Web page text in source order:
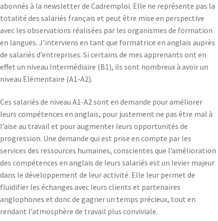
abonnés à la newsletter de Cadremploi. Elle ne représente pas la
totalité des salariés français et peut être mise en perspective
avec les observations réalisées par les organismes de formation
en langues. J’interviens en tant que formatrice en anglais auprès
de salariés d’entreprises. Si certains de mes apprenants ont en
effet un niveau Intermédiaire (B1), ils sont nombreux à avoir un
niveau Elémentaire (A1-A2).
Ces salariés de niveau A1-A2 sont en demande pour améliorer
leurs compétences en anglais, pour justement ne pas être mal à
l’aise au travail et pour augmenter leurs opportunités de
progression. Une demande qui est prise en compte par les
services des ressources humaines, conscientes que l’amélioration
des compétences en anglais de leurs salariés est un levier majeur
dans le développement de leur activité. Elle leur permet de
fluidifier les échanges avec leurs clients et partenaires
anglophones et donc de gagner un temps précieux, tout en
rendant l’atmosphère de travail plus conviviale.